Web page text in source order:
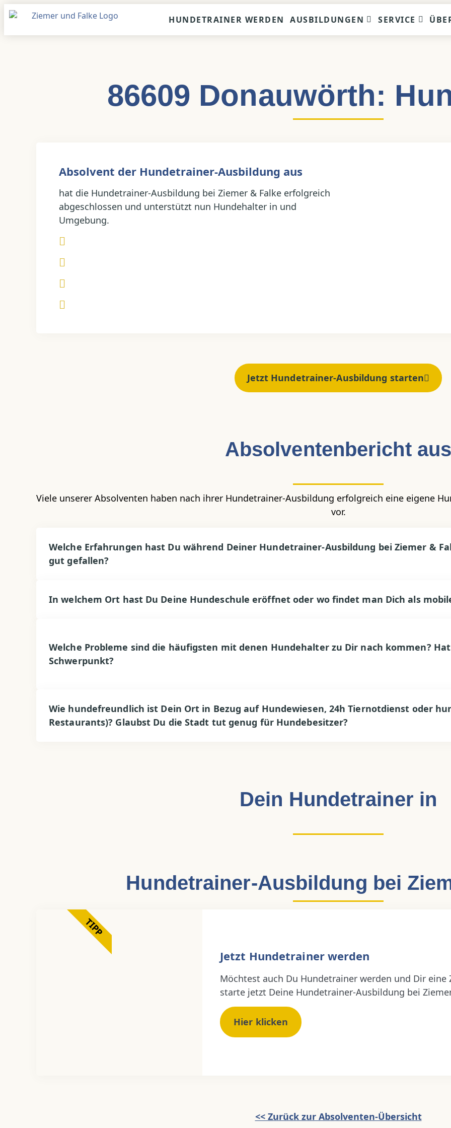
Inhalt
springen
HUNDETRAINER WERDEN AUSBILDUNGEN SERVICE
86609 Donauwörth:
Absolvent der Hundetrainer-Ausbildung aus
hat die Hundetrainer-Ausbildung bei Ziemer & Falke erfolgreich
abgeschlossen und unterstützt nun Hundehalter in und
Umgebung.
Jetzt Hundetrainer-Ausbildung starten
Absolventen­bericht
Viele unserer Absolventen haben nach ihrer Hundetrainer-Ausbildung erfolgreich eine eigene
vor.
Welche Erfahrungen hast Du während Deiner Hundetrainer-Ausbildung bei Ziemer &
gut gefallen?
In welchem Ort hast Du Deine Hundeschule eröffnet oder wo findet man Dich als
Welche Probleme sind die häufigsten mit denen Hundehalter zu Dir nach kommen?
Schwerpunkt?
Wie hundefreundlich ist Dein Ort in Bezug auf Hundewiesen, 24h Tiernotdienst oder
Restaurants)? Glaubst Du die Stadt tut genug für Hundebesitzer?
Dein Hundetrainer in
Hundetrainer-Ausbildung bei
Jetzt Hundetrainer werden
Möchtest auch Du Hundetrainer werden und Dir
starte jetzt Deine Hundetrainer-Ausbildung bei
Hier klicken
TIPP
<< Zurück zur Absolventen-Übersicht